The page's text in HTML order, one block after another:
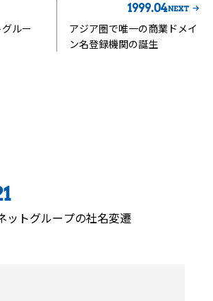
ルー
1999.04NEXT
アジア圏で唯一の商業ドメイ
ン名登録機関の誕生
ットグループの社名変遷